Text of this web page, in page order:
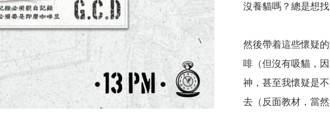
沒養貓嗎？總是想
然後帶着這些懷疑
啡（但沒有吸貓，
神，甚至我懷疑是
去（反面教材，當然